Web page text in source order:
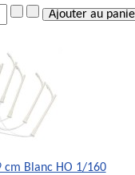
cm Blanc HO 1/160